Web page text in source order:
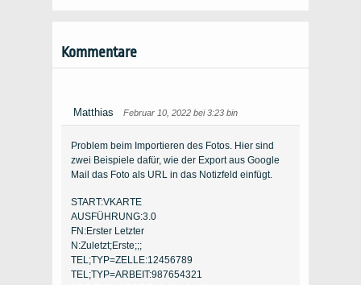
Kommentare
Matthias Februar 10, 2022 bei 3:23 bin
Problem beim Importieren des Fotos. Hier sind
zwei Beispiele dafür, wie der Export aus Google
Mail das Foto als URL in das Notizfeld einfügt.
START:VKARTE
AUSFÜHRUNG:3.0
FN:Erster Letzter
N:Zuletzt;Erste;;;
TEL;TYP=ZELLE:12456789
TEL;TYP=ARBEIT:987654321